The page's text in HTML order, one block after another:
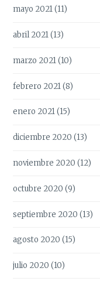
mayo 2021(11)
abril 2021(13)
marzo 2021(10)
febrero 2021(8)
enero 2021(15)
diciembre 2020 (13)
noviembre 2020 (12)
octubre 2020 (9)
septiembre 2020 (13)
agosto 2020 (15)
julio 2020 (10)